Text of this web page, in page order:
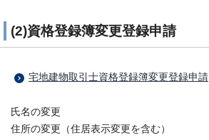
(2)資格登録簿変更登録申請
宅地建物取引士資格登録簿変更登録申請
氏名の変更
住所の変更（住居表示変更を含む）